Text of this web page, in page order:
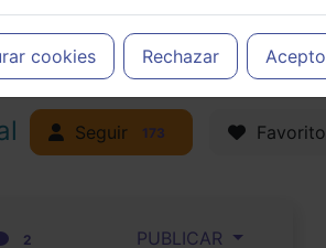
en cada caso concreto, el tratamiento más
del paciente.
cookies Rechazar Acepto
Seguir 173 Favorito
2 PUBLICAR